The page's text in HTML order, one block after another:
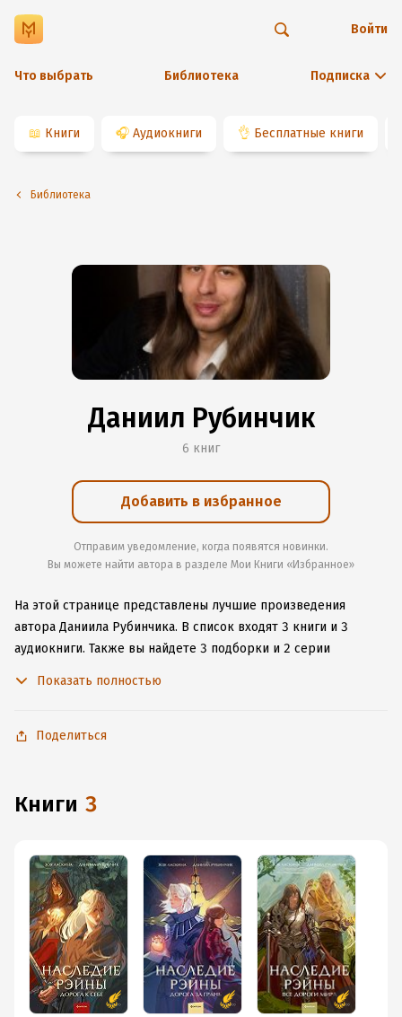
Что выбрать Библиотека Подписка
Войти
📖 Книги 🎧 Аудиокниги 👌 Бесплатные книги
Библиотека
Даниил Рубинчик
6 книг
Добавить в избранное
Отправим уведомление, когда появятся новинки.
Вы можете найти автора в разделе Мои Книги «Избранное»
На этой странице представлены лучшие произведения
автора Даниила Рубинчика. В список входят 3 книги и 3
аудиокниги. Также вы найдете 3 подборки и 2 серии
приложение для iOS или Android, чтобы не расставаться
Показать полностью
Поделиться
книги 3